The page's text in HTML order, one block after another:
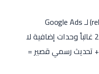
اقرأ ملاحظات الإصدار (release notes) لـ Google Ads
وAnalytics. الفرق بين 2025 و2026 غالباً وحدات إضافية لا
إلغاء كامل للمفاهيم. دورة 2025 + تحديث رسمي قصير =